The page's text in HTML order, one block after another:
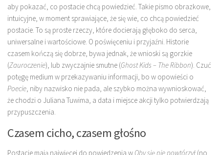
aby pokazać, co postacie chcą powiedzieć. Takie pismo obrazkowe,
intuicyjne, w moment sprawiające, że się wie, co chcą powiedzieć
postacie. To są proste rzeczy, które docierają głęboko do serca,
uniwersalne i wartościowe. O poświęceniu i przyjaźni. Historie
czasem kończą się dobrze, bywa jednak, że wnioski są gorzkie
(Zauroczenie), lub zwyczajnie smutne (Ghost Kids – The Ribbon). Czuć
potęgę medium w przekazywaniu informacji, bo w opowieści o
Poecie, niby nazwisko nie pada, ale szybko można wywnioskować,
że chodzi o Juliana Tuwima, a data i miejsce akcji tylko potwierdzają
przypuszczenia.
Czasem cicho, czasem głośno
Postacie mają najwięcej do powiedzenia w Oby się nie powtórzył (no